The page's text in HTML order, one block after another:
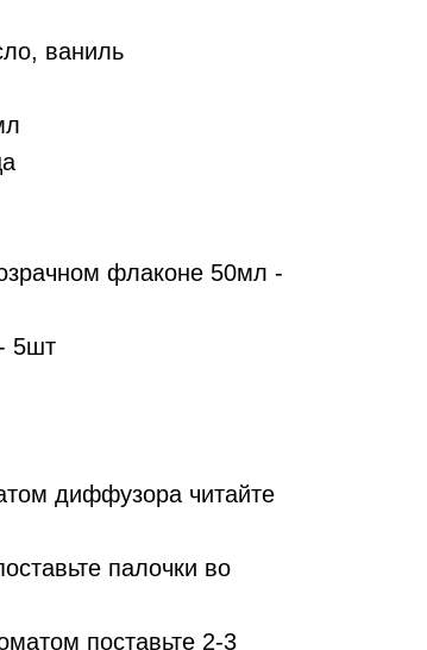
ваниль
флаконе 50мл -
5шт
диффузора читайте
палочки во
поставьте 2-3